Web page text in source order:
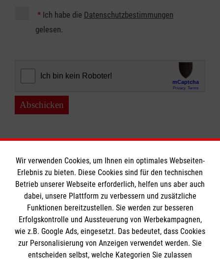
* Ich habe die Datenschutzbestimmungen
gelesen.
Abschicken
Informationen
Impressum
Datenschutz
Kontakt
Die Malteser
Wir verwenden Cookies, um Ihnen ein optimales Webseiten-
Erlebnis zu bieten. Diese Cookies sind für den technischen
Betrieb unserer Webseite erforderlich, helfen uns aber auch
dabei, unsere Plattform zu verbessern und zusätzliche
Funktionen bereitzustellen. Sie werden zur besseren
Erfolgskontrolle und Aussteuerung von Werbekampagnen,
wie z.B. Google Ads, eingesetzt. Das bedeutet, dass Cookies
zur Personalisierung von Anzeigen verwendet werden. Sie
entscheiden selbst, welche Kategorien Sie zulassen